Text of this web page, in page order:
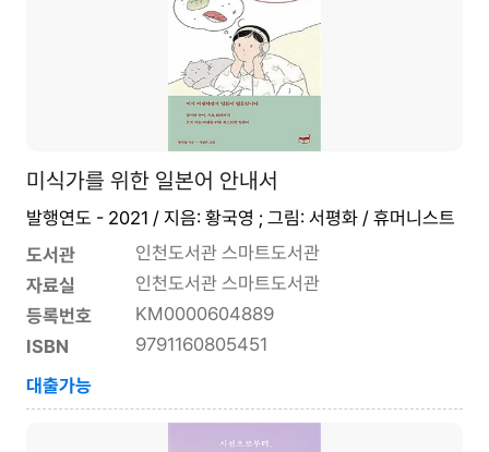
미식가를 위한 일본어 안내서
발행연도 - 2021 / 지음: 황국영 ; 그림: 서평화 / 휴머니스트
도서관
인천도서관 스마트도서관
자료실
인천도서관 스마트도서관
등록번호
KM0000604889
ISBN
9791160805451
대출가능